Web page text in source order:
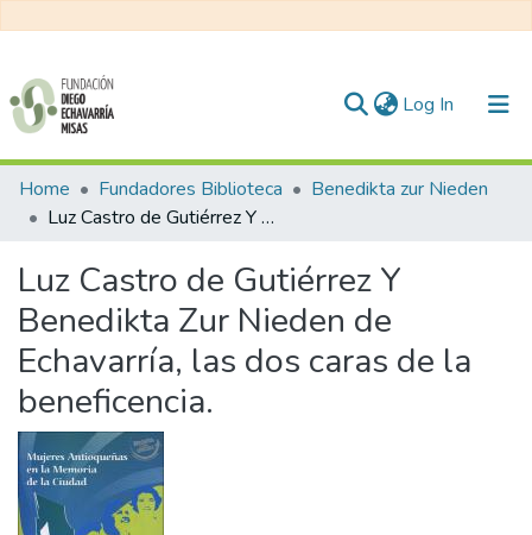
Log In (current)
Communities & Collections
All of DSpace
Statistics
Home Fundadores Biblioteca
Benedikta zur Nieden
Luz Castro de Gutiérrez Y Benedikta Zur Nieden de Echavarría, las dos caras de la beneficencia.
Luz Castro de Gutiérrez Y
Benedikta Zur Nieden de
Echavarría, las dos caras de la
beneficencia.